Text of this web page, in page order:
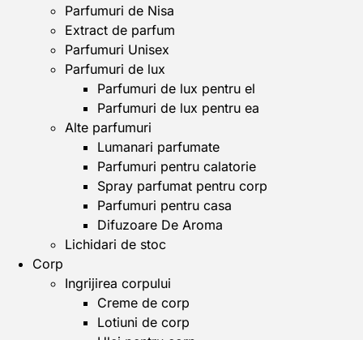
Parfumuri de Nisa
Extract de parfum
Parfumuri Unisex
Parfumuri de lux
Parfumuri de lux pentru el
Parfumuri de lux pentru ea
Alte parfumuri
Lumanari parfumate
Parfumuri pentru calatorie
Spray parfumat pentru corp
Parfumuri pentru casa
Difuzoare De Aroma
Lichidari de stoc
Corp
Ingrijirea corpului
Creme de corp
Lotiuni de corp